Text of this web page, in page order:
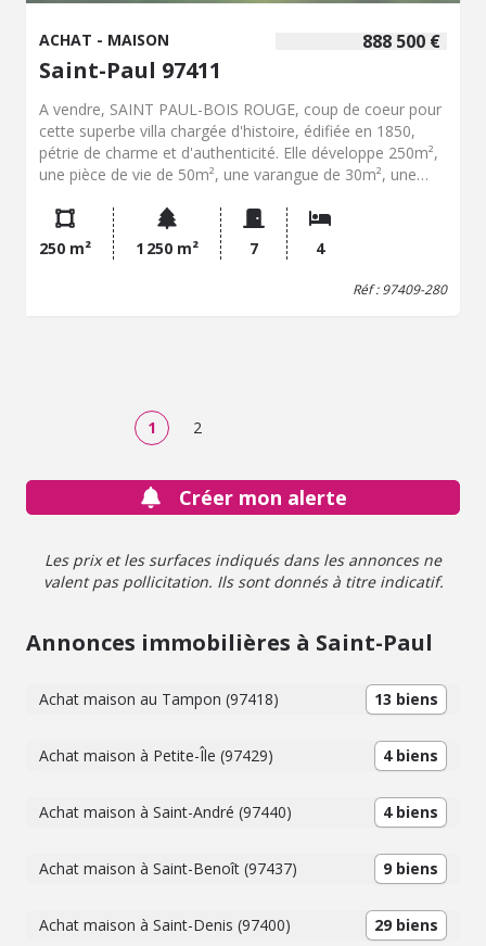
888 500 €
ACHAT - MAISON
Saint-Paul 97411
A vendre, SAINT PAUL-BOIS ROUGE, coup de coeur pour
cette superbe villa chargée d'histoire, édifiée en 1850,
pétrie de charme et d'authenticité. Elle développe 250m²,
une pièce de vie de 50m², une varangue de 30m², une
grandes chambres, une salle de bains avec wc, une salle
d'eau, un wc. Une dépendance attenante de plus de 30m²
pouvant s'aménager facilement en un appartement de
deux pièces. Places de stationnements dans la cour, le
auxquels ce bien est exposé sont disponibles sur le site
Géorisques http://www.georisques.gouv.fr”.
250 m² 1 250 m² 7 4
Réf : 97409-280
1 2
Créer mon alerte
Les prix et les surfaces indiqués dans les annonces ne
valent pas pollicitation. Ils sont donnés à titre indicatif.
Annonces immobilières à Saint-Paul
Achat maison au Tampon (97418) 13 biens
Achat maison à Petite-Île (97429) 4 biens
Achat maison à Saint-André (97440) 4 biens
Achat maison à Saint-Benoît (97437) 9 biens
Achat maison à Saint-Denis (97400) 29 biens